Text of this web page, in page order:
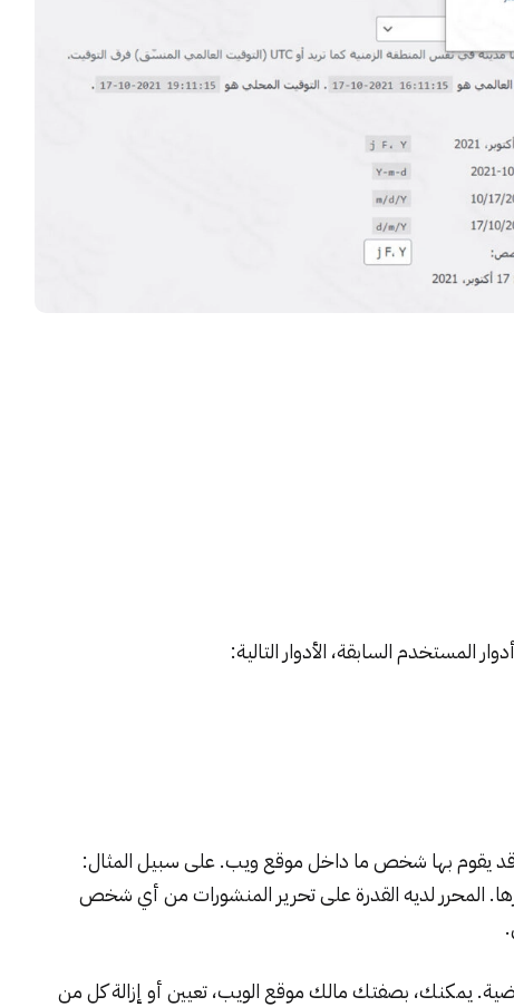
المستخدم السابقة، الأدوار التالية:
قد يقوم بها شخص ما داخل موقع ويب. على سبيل المثال:
المحرر لديه القدرة على تحرير المنشورات من أي شخص
يمكنك، بصفتك مالك موقع الويب، تعيين أو إزالة كل من